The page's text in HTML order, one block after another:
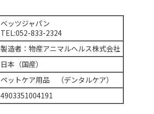
ベッツジャパン
TEL:052-833-2324
製造者：物産アニマルヘルス株式会社
日本（国産）
ペットケア用品 （デンタルケア）
4903351004191